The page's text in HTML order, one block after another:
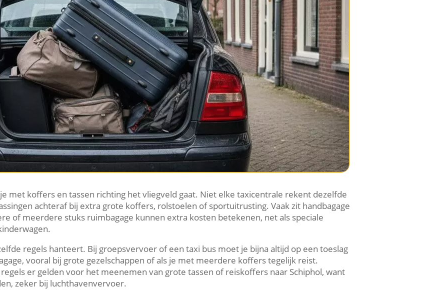
met koffers en tassen richting het vliegveld gaat. Niet elke taxicentrale rekent dezelfde
achteraf bij extra grote koffers, rolstoelen of sportuitrusting. Vaak zit handbagage
of meerdere stuks ruimbagage kunnen extra kosten betekenen, net als speciale
regels hanteert. Bij groepsvervoer of een taxi bus moet je bijna altijd op een toeslag
vooral bij grote gezelschappen of als je met meerdere koffers tegelijk reist.
er gelden voor het meenemen van grote tassen of reiskoffers naar Schiphol, want
zeker bij luchthavenvervoer.